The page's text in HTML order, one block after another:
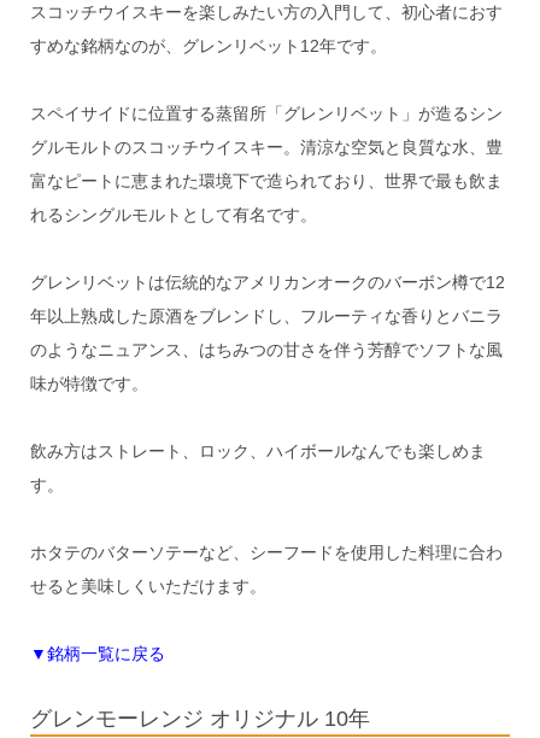
スコッチウイスキーを楽しみたい方の入門して、初心者におす
すめな銘柄なのが、グレンリベット12年です。
スペイサイドに位置する蒸留所「グレンリベット」が造るシン
グルモルトのスコッチウイスキー。清涼な空気と良質な水、豊
富なピートに恵まれた環境下で造られており、世界で最も飲ま
れるシングルモルトとして有名です。
グレンリベットは伝統的なアメリカンオークのバーボン樽で12
年以上熟成した原酒をブレンドし、フルーティな香りとバニラ
のようなニュアンス、はちみつの甘さを伴う芳醇でソフトな風
味が特徴です。
飲み方はストレート、ロック、ハイボールなんでも楽しめま
す。
ホタテのバターソテーなど、シーフードを使用した料理に合わ
せると美味しくいただけます。
▼銘柄一覧に戻る
グレンモーレンジ オリジナル 10年